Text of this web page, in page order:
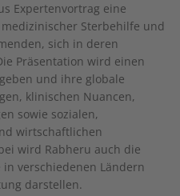
Expertenvortrag eine
Sterbehilfe und
sich in deren
Präsentation wird einen
und ihre globale
klinischen Nuancen,
sowie sozialen,
wirtschaftlichen
wird Rabheru auch die
verschiedenen Ländern
darstellen.